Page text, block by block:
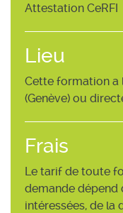
Attestation CeRFI
Lieu
Cette formation a
(Genève) ou
Frais
Le tarif de toute
demande dépend
intéressées, de la